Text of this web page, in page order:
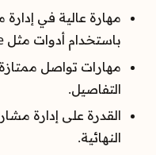
مهارة عالية في
باستخدام أدوات مثل Hootsuite وBuffer.
مهارات تواصل
التفاصيل.
القدرة على إدارة
النهائية.